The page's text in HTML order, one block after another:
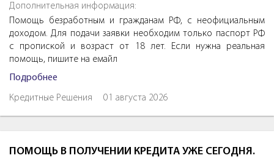
Дополнительная информация:
Помощь безработным и гражданам РФ, с неофициальным
доходом. Для подачи заявки необходим только паспорт РФ
с пропиской и возраст от 18 лет. Если нужна реальная
помощь, пишите на емайл
Подробнее
Кредитные Решения 01 августа 2026
ПОМОЩЬ В ПОЛУЧЕНИИ КРЕДИТА УЖЕ СЕГОДНЯ.